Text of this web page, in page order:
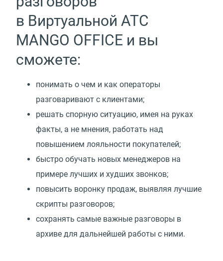
в Виртуальной АТС
MANGO OFFICE и вы
сможете:
понимать о чем и как операторы
разговаривают с клиентами;
решать спорную ситуацию, имея на руках
факты, а не мнения, работать над
повышением лояльности покупателей;
быстро обучать новых менеджеров на
примере лучших и худших звонков;
повысить воронку продаж, выявляя лучшие
скрипты разговоров;
сохранять самые важные разговоры в
архиве для дальнейшей работы с ними.